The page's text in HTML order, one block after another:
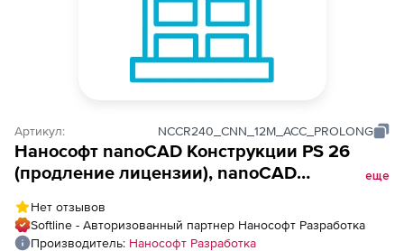
Артикул: NCCR240_CNN_12M_ACC_PROLONG
Нанософт nanoCAD Конструкции PS 26
(продление лицензии), nanoCAD
сетевая лицензия (серверная часть) на 1
год
еще
Нет отзывов
Softline - Авторизованный партнер Нанософт Разработка
Производитель: Нанософт Разработка